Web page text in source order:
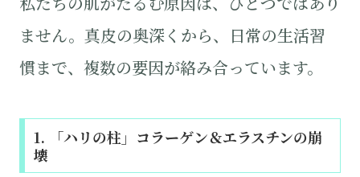
ません。真皮の奥深くから、日常の生活習
慣まで、複数の要因が絡み合っています。
1. 「ハリの柱」コラーゲン＆エラスチンの崩
壊